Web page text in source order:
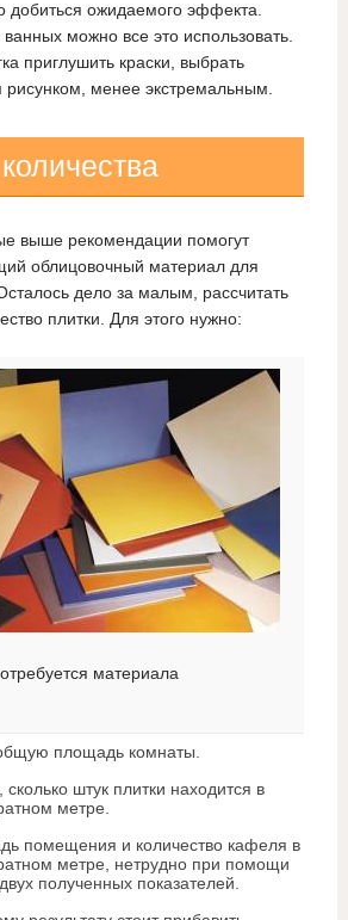
добиться ожидаемого эффекта.
можно все это использовать.
приглушить краски, выбрать
менее экстремальным.
выше рекомендации помогут
облицовочный материал для
дело за малым, рассчитать
плитки. Для этого нужно:
материала
площадь комнаты.
сколько штук плитки находится в
метре.
помещения и количество кафеля в
метре, нетрудно при помощи
полученных показателей.